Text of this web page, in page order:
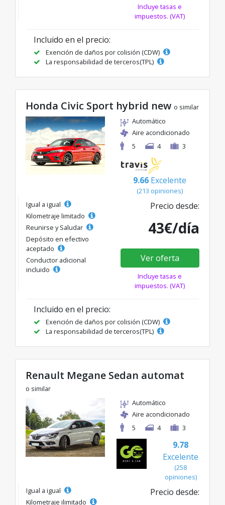
Incluye tasas e
impuestos. (VAT)
Incluido en el precio:
Exención de daños por colisión (CDW)
La responsabilidad de terceros(TPL)
Honda Civic Sport hybrid new o similar
Automático
Aire acondicionado
5
4 3
9.66 Excelente
(213 opiniones)
Igual a igual
Kilometraje limitado
Reunirse y Saludar
Depósito en efectivo
aceptado
Conductor adicional
incluido
Precio desde:
43€/día
Ver oferta
Incluye tasas e
impuestos. (VAT)
Incluido en el precio:
Exención de daños por colisión (CDW)
La responsabilidad de terceros(TPL)
Renault Megane Sedan automat
o similar
Automático
Aire acondicionado
5
4 3
9.78
Excelente
(258
opiniones)
Igual a igual
Kilometraje ilimitado
Precio desde: